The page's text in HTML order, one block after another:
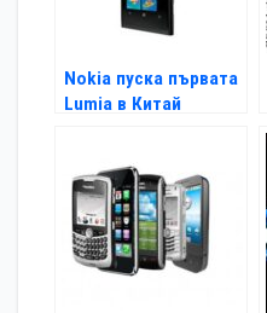
Nokia пуска първата
Lumia в Китай